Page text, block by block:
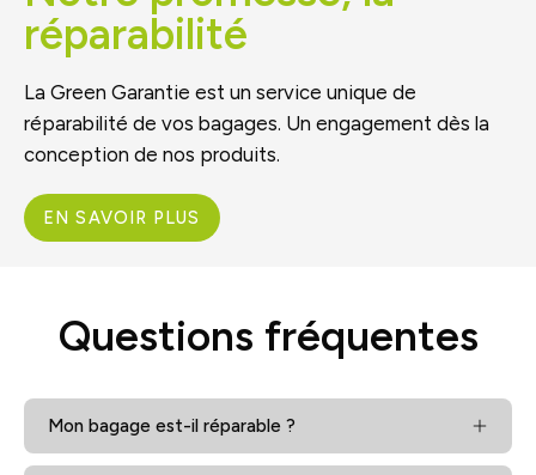
réparabilité
La Green Garantie est un service unique de
réparabilité de vos bagages. Un engagement dès la
conception de nos produits.
EN SAVOIR PLUS
Questions fréquentes
Mon bagage est-il réparable ?